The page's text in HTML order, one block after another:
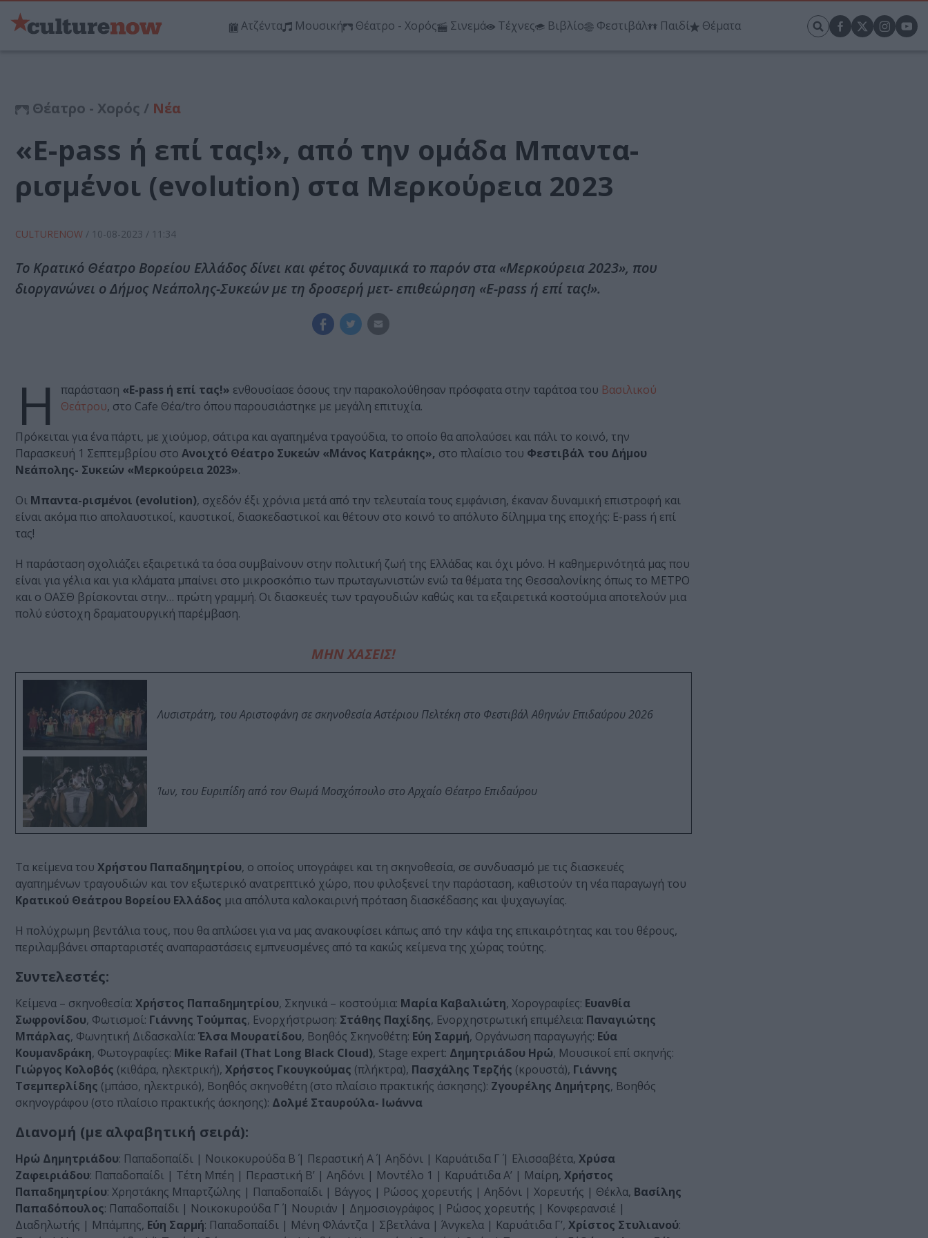
Ατζέντα Μουσική Θέατρο - Χορός Σινεμά Τέχνες Βιβλίο Φεστιβάλ Παιδί Θέματα
Θέατρο - Χορός / Νέα
«E-pass ή επί τας!», από την ομάδα Μπαντα-
ρισμένοι (evolution) στα Μερκούρεια 2023
CULTURENOW / 10-08-2023 / 11:34
Το Κρατικό Θέατρο Βορείου Ελλάδος δίνει και φέτος δυναμικά το παρόν στα «Μερκούρεια 2023», που
διοργανώνει ο Δήμος Νεάπολης-Συκεών με τη δροσερή μετ- επιθεώρηση «E-pass ή επί τας!».
Η παράσταση «E-pass ή επί τας!» ενθουσίασε όσους την παρακολούθησαν πρόσφατα στην ταράτσα του Βασιλικού
Θεάτρου, στο Cafe Θέα/tro όπου παρουσιάστηκε με μεγάλη επιτυχία.
Πρόκειται για ένα πάρτι, με χιούμορ, σάτιρα και αγαπημένα τραγούδια, το οποίο θα απολαύσει και πάλι το κοινό, την
Παρασκευή 1 Σεπτεμβρίου στο Ανοιχτό Θέατρο Συκεών «Μάνος Κατράκης», στο πλαίσιο του Φεστιβάλ του Δήμου
Νεάπολης- Συκεών «Μερκούρεια 2023».
Οι Μπαντα-ρισμένοι (evolution), σχεδόν έξι χρόνια μετά από την τελευταία τους εμφάνιση, έκαναν δυναμική επιστροφή και
είναι ακόμα πιο απολαυστικοί, καυστικοί, διασκεδαστικοί και θέτουν στο κοινό το απόλυτο δίλημμα της εποχής: E-pass ή επί
τας!
Η παράσταση σχολιάζει εξαιρετικά τα όσα συμβαίνουν στην πολιτική ζωή της Ελλάδας και όχι μόνο. Η καθημερινότητά μας που
είναι για γέλια και για κλάματα μπαίνει στο μικροσκόπιο των πρωταγωνιστών ενώ τα θέματα της Θεσσαλονίκης όπως το ΜΕΤΡΟ
και ο ΟΑΣΘ βρίσκονται στην… πρώτη γραμμή. Οι διασκευές των τραγουδιών καθώς και τα εξαιρετικά κοστούμια αποτελούν μια
πολύ εύστοχη δραματουργική παρέμβαση.
ΜΗΝ ΧΑΣΕΙΣ!
Λυσιστράτη, του Αριστοφάνη σε σκηνοθεσία Αστέριου Πελτέκη στο Φεστιβάλ Αθηνών Επιδαύρου 2026
Ίων, του Ευριπίδη από τον Θωμά Μοσχόπουλο στο Αρχαίο Θέατρο Επιδαύρου
Τα κείμενα του Χρήστου Παπαδημητρίου, ο οποίος υπογράφει και τη σκηνοθεσία, σε συνδυασμό με τις διασκευές
αγαπημένων τραγουδιών και τον εξωτερικό ανατρεπτικό χώρο, που φιλοξενεί την παράσταση, καθιστούν τη νέα παραγωγή του
Κρατικού Θεάτρου Βορείου Ελλάδος μια απόλυτα καλοκαιρινή πρόταση διασκέδασης και ψυχαγωγίας.
Η πολύχρωμη βεντάλια τους, που θα απλώσει για να μας ανακουφίσει κάπως από την κάψα της επικαιρότητας και του θέρους,
περιλαμβάνει σπαρταριστές αναπαραστάσεις εμπνευσμένες από τα κακώς κείμενα της χώρας τούτης.
Συντελεστές:
Κείμενα – σκηνοθεσία: Χρήστος Παπαδημητρίου, Σκηνικά – κοστούμια: Μαρία Καβαλιώτη, Χορογραφίες: Ευανθία
Σωφρονίδου, Φωτισμοί: Γιάννης Τούμπας, Ενορχήστρωση: Στάθης Παχίδης, Ενορχηστρωτική επιμέλεια: Παναγιώτης
Μπάρλας, Φωνητική Διδασκαλία: Έλσα Μουρατίδου, Βοηθός Σκηνοθέτη: Εύη Σαρμή, Οργάνωση παραγωγής: Εύα
Κουμανδράκη, Φωτογραφίες: Mike Rafail (That Long Black Cloud), Stage expert: Δημητριάδου Ηρώ, Μουσικοί επί σκηνής:
Γιώργος Κολοβός (κιθάρα, ηλεκτρική), Χρήστος Γκουγκούμας (πλήκτρα), Πασχάλης Τερζής (κρουστά), Γιάννης
Τσεμπερλίδης (μπάσο, ηλεκτρικό), Βοηθός σκηνοθέτη (στο πλαίσιο πρακτικής άσκησης): Ζγουρέλης Δημήτρης, Βοηθός
σκηνογράφου (στο πλαίσιο πρακτικής άσκησης): Δολμέ Σταυρούλα- Ιωάννα
Διανομή (με αλφαβητική σειρά):
Ηρώ Δημητριάδου: Παπαδοπαίδι | Νοικοκυρούδα Β΄ | Περαστική Α΄ | Αηδόνι | Καρυάτιδα Γ΄ | Ελισσαβέτα, Χρύσα
Ζαφειριάδου: Παπαδοπαίδι | Τέτη Μπέη | Περαστική Β’ | Αηδόνι | Μοντέλο 1 | Καρυάτιδα Α’ | Μαίρη, Χρήστος
Παπαδημητρίου: Χρηστάκης Μπαρτζώλης | Παπαδοπαίδι | Βάγγος | Ρώσος χορευτής | Αηδόνι | Χορευτής | Θέκλα, Βασίλης
Παπαδόπουλος: Παπαδοπαίδι | Νοικοκυρούδα Γ΄ | Νουριάν | Δημοσιογράφος | Ρώσος χορευτής | Κονφερανσιέ |
Διαδηλωτής | Μπάμπης, Εύη Σαρμή: Παπαδοπαίδι | Μένη Φλάντζα | Σβετλάνα | Άνγκελα | Καρυάτιδα Γ’, Χρίστος Στυλιανού: